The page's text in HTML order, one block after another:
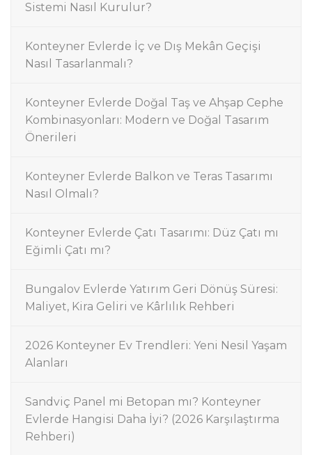
Sistemi Nasıl Kurulur?
Konteyner Evlerde İç ve Dış Mekân Geçişi
Nasıl Tasarlanmalı?
Konteyner Evlerde Doğal Taş ve Ahşap Cephe
Kombinasyonları: Modern ve Doğal Tasarım
Önerileri
Konteyner Evlerde Balkon ve Teras Tasarımı
Nasıl Olmalı?
Konteyner Evlerde Çatı Tasarımı: Düz Çatı mı
Eğimli Çatı mı?
Bungalov Evlerde Yatırım Geri Dönüş Süresi:
Maliyet, Kira Geliri ve Kârlılık Rehberi
2026 Konteyner Ev Trendleri: Yeni Nesil Yaşam
Alanları
Sandviç Panel mi Betopan mı? Konteyner
Evlerde Hangisi Daha İyi? (2026 Karşılaştırma
Rehberi)